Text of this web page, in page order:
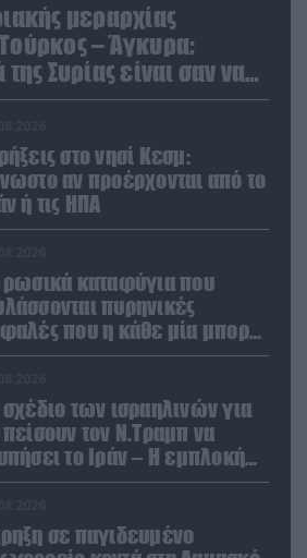
μεραρχίας
– Άγκυρα:
Συρίας είναι σαν να
στο νησί Κεσμ:
αν προέρχονται από το
ή τις ΗΠΑ
καταφύγια που
πυρηνικές
που η κάθε μία μπορεί
«μία
των ισραηλινών για
τον Ν.Τραμπ να
το Ιράν – Η εμπλοκή
Μ.Αχμαντινετζάντ
σε παγιδευμένο